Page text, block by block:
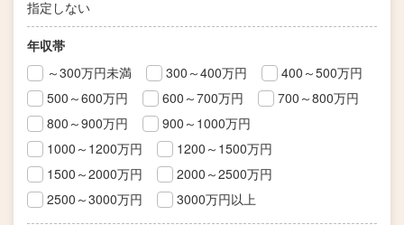
指定しない
年収帯
～300万円未満
300～400万円
400～500万円
500～600万円
600～700万円
700～800万円
800～900万円
900～1000万円
1000～1200万円
1200～1500万円
1500～2000万円
2000～2500万円
2500～3000万円
3000万円以上